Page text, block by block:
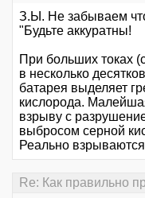
З.Ы. Не забываем
"Будьте аккуратны!
При больших токах
в несколько
батарея выделяет
кислорода.
взрыву с
выбросом серной
Реально
Re: Как правильно